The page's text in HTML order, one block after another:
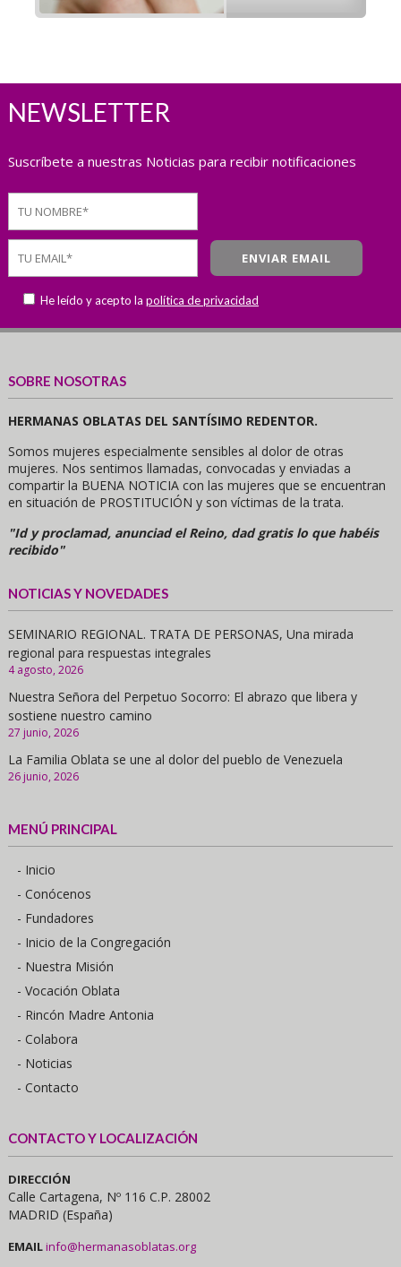
NEWSLETTER
Suscríbete a nuestras Noticias para recibir notificaciones
He leído y acepto la política de privacidad
SOBRE NOSOTRAS
HERMANAS OBLATAS DEL SANTÍSIMO REDENTOR.
Somos mujeres especialmente sensibles al dolor de otras
mujeres. Nos sentimos llamadas, convocadas y enviadas a
compartir la BUENA NOTICIA con las mujeres que se encuentran
en situación de PROSTITUCIÓN y son víctimas de la trata.
"Id y proclamad, anunciad el Reino, dad gratis lo que habéis
recibido"
NOTICIAS Y NOVEDADES
SEMINARIO REGIONAL. TRATA DE PERSONAS, Una mirada
regional para respuestas integrales
4 agosto, 2026
Nuestra Señora del Perpetuo Socorro: El abrazo que libera y
sostiene nuestro camino
27 junio, 2026
La Familia Oblata se une al dolor del pueblo de Venezuela
26 junio, 2026
MENÚ PRINCIPAL
- Inicio
- Conócenos
- Fundadores
- Inicio de la Congregación
- Nuestra Misión
- Vocación Oblata
- Rincón Madre Antonia
- Colabora
- Noticias
- Contacto
CONTACTO Y LOCALIZACIÓN
DIRECCIÓN
Calle Cartagena, Nº 116 C.P. 28002
MADRID (España)
EMAILinfo@hermanasoblatas.org